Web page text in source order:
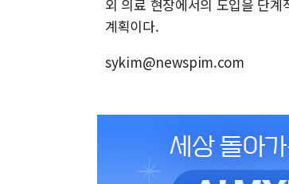
외 의료 현장에서의 도입을 단
계획이다.
sykim@newspim.com